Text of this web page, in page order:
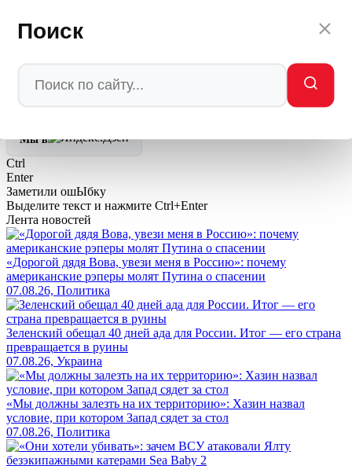
Поиск
ракет. Достаточно просто перестать о нем говорить.
🤬0
Мы в
Ctrl
Enter
Заметили ошЫбку
Выделите текст и нажмите Ctrl+Enter
Лента новостей
«Дорогой дядя Вова, увези меня в Россию»: почему
американские рэперы молят Путина о спасении
07.08.26, Политика
Зеленский обещал 40 дней ада для России. Итог — его страна
превращается в руины
07.08.26, Украина
«Мы должны залезть на их территорию»: Хазин назвал
условие, при котором Запад сядет за стол
07.08.26, Политика